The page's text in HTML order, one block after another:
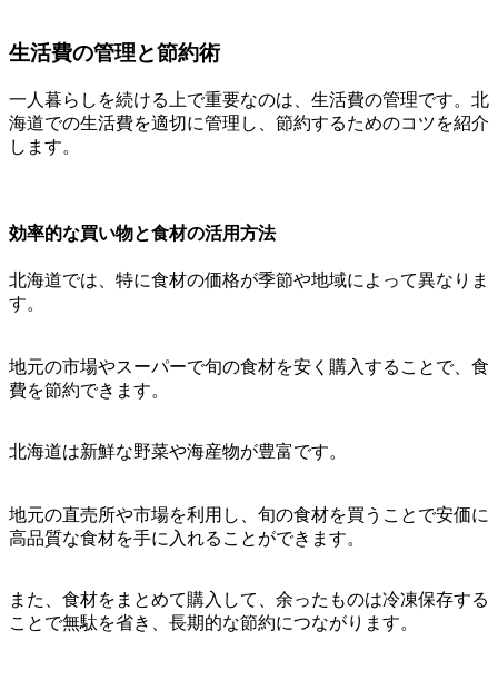
生活費の管理と節約術
一人暮らしを続ける上で重要なのは、生活費の管理です。北
海道での生活費を適切に管理し、節約するためのコツを紹介
します。
効率的な買い物と食材の活用方法
北海道では、特に食材の価格が季節や地域によって異なりま
す。
地元の市場やスーパーで旬の食材を安く購入することで、食
費を節約できます。
北海道は新鮮な野菜や海産物が豊富です。
地元の直売所や市場を利用し、旬の食材を買うことで安価に
高品質な食材を手に入れることができます。
また、食材をまとめて購入して、余ったものは冷凍保存する
ことで無駄を省き、長期的な節約につながります。